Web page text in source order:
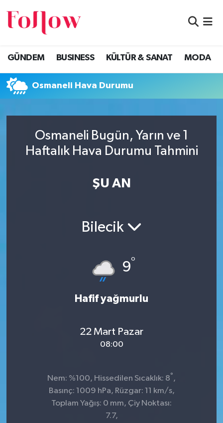
GÜNDEM BUSINESS KÜLTÜR & SANAT MODA
Osmaneli Hava Durumu
Osmaneli Bugün, Yarın ve 1
Haftalık Hava Durumu Tahmini
ŞU AN
Bilecik
9°
Hafif yağmurlu
22 Mart Pazar
08:00
Nem: %100, Hissedilen Sıcaklık: 8° ,
Basınç: 1009 hPa, Rüzgar: 11 km/s,
Toplam Yağış: 0 mm, Çiy Noktası:
7.7,
GÜNDEM
BUSINESS
KÜLTÜR & SANAT
MODA
EĞİTİM
Eskişehir Nöbetçi Eczaneler
Eskişehir Hava Durumu
Eskişehir Namaz Vakitleri
Eskişehir Trafik Yoğunluk Haritası
Süper Lig Puan Durumu ve Fikstür
Son Dakika Haberleri